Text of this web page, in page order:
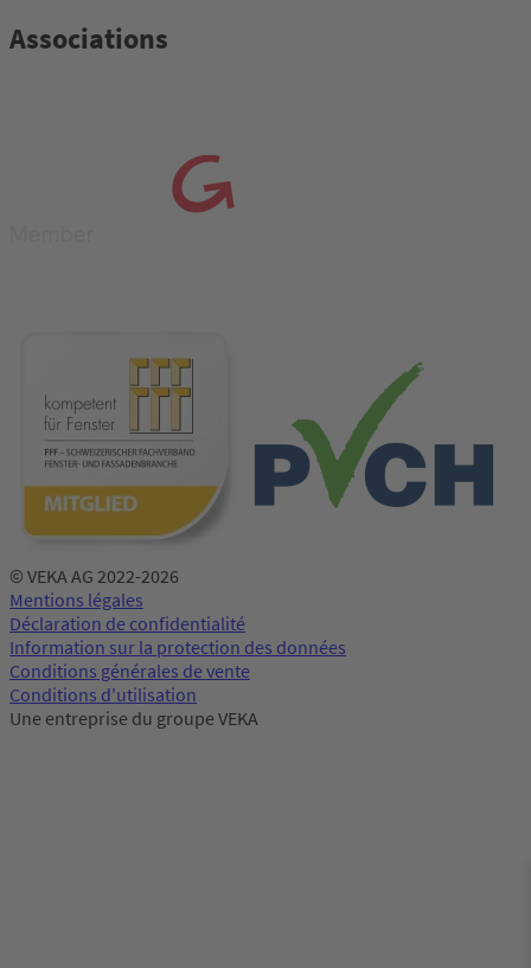
Associations
© VEKA AG 2022-2026
Mentions légales
Déclaration de confidentialité
Information sur la protection des données
Conditions générales de vente
Conditions d'utilisation
Une entreprise du groupe VEKA